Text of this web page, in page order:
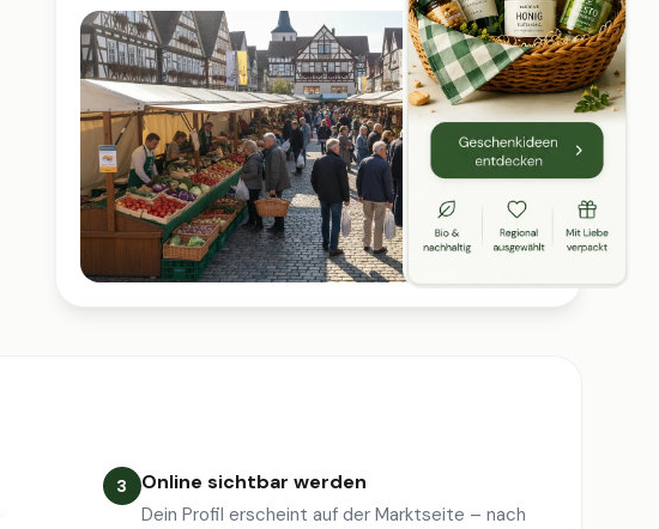
3 Online sichtbar werden
Dein Profil erscheint auf der Marktseite – nach